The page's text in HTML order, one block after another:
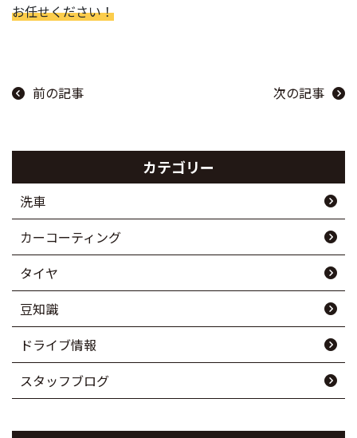
お任せください！
前の記事 次の記事
カテゴリー
洗車
カーコーティング
タイヤ
豆知識
ドライブ情報
スタッフブログ